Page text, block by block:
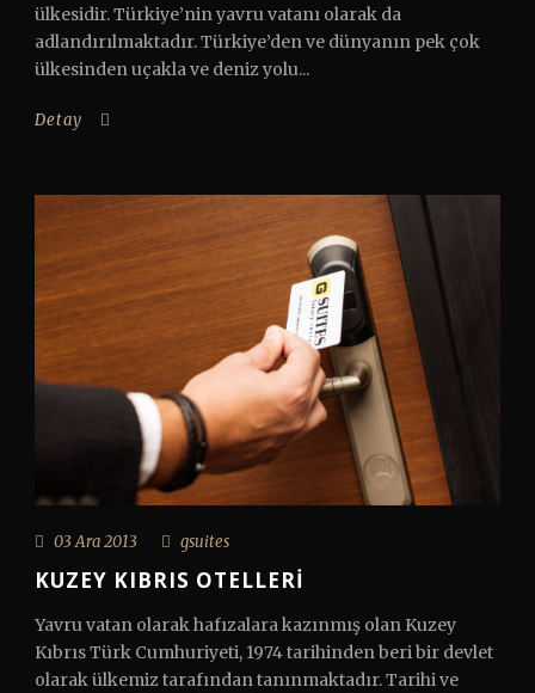
ülkesidir. Türkiye’nin yavru vatanı olarak da
adlandırılmaktadır. Türkiye’den ve dünyanın pek çok
ülkesinden uçakla ve deniz yolu...
Detay
03 Ara 2013 gsuites
KUZEY KIBRIS OTELLERI
Yavru vatan olarak hafızalara kazınmış olan Kuzey
Kıbrıs Türk Cumhuriyeti, 1974 tarihinden beri bir devlet
olarak ülkemiz tarafından tanınmaktadır. Tarihi ve